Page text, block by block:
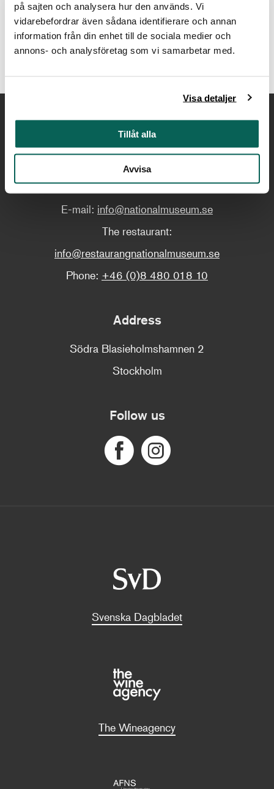
på sajten och analysera hur den används. Vi
vidarebefordrar även sådana identifierare och annan
information från din enhet till de sociala medier och
annons- och analysföretag som vi samarbetar med.
Visa detaljer
Tillåt alla
Avvisa
New Years's Day, Friday 1
January 2027
Closed
Contact us
+46 (0)8 519 543 00
Telefax:+46 (0)8 519 544 51
E-mail: info@nationalmuseum.se
The restaurant:
info@restaurangnationalmuseum.se
Phone: +46 (0)8 480 018 10
Address
Södra Blasieholmshamnen 2
Stockholm
Follow us
Svenska Dagbladet
The Wineagency